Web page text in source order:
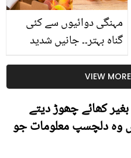
مہنگی دوائیوں سے کئی
گناہ بہتر۔۔ جانیں شدید
کیوں کھانا چاہیے؟
VIEW
کھائے چھوڑ دیتے
وہ دلچسپ معلومات جو